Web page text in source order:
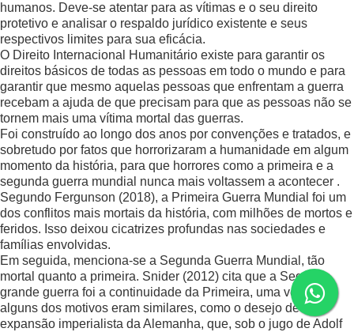
humanos. Deve-se atentar para as vítimas e o seu direito
protetivo e analisar o respaldo jurídico existente e seus
respectivos limites para sua eficácia.
O Direito Internacional Humanitário existe para garantir os
direitos básicos de todas as pessoas em todo o mundo e para
garantir que mesmo aquelas pessoas que enfrentam a guerra
recebam a ajuda de que precisam para que as pessoas não se
tornem mais uma vítima mortal das guerras.
Foi construído ao longo dos anos por convenções e tratados, e
sobretudo por fatos que horrorizaram a humanidade em algum
momento da história, para que horrores como a primeira e a
segunda guerra mundial nunca mais voltassem a acontecer .
Segundo Fergunson (2018), a Primeira Guerra Mundial foi um
dos conflitos mais mortais da história, com milhões de mortos e
feridos. Isso deixou cicatrizes profundas nas sociedades e
famílias envolvidas.
Em seguida, menciona-se a Segunda Guerra Mundial, tão
mortal quanto a primeira. Snider (2012) cita que a Segunda
grande guerra foi a continuidade da Primeira, uma vez que
alguns dos motivos eram similares, como o desejo de
expansão imperialista da Alemanha, que, sob o jugo de Adolf